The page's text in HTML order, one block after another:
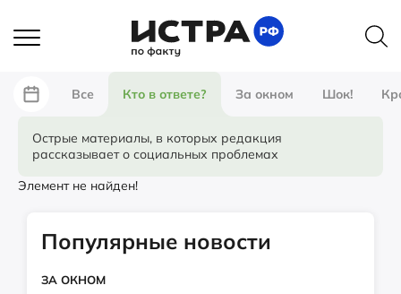
Все Кто в ответе? За окном Шок!
Острые материалы, в которых редакция
рассказывает о социальных проблемах
Элемент не найден!
Популярные новости
ЗА ОКНОМ